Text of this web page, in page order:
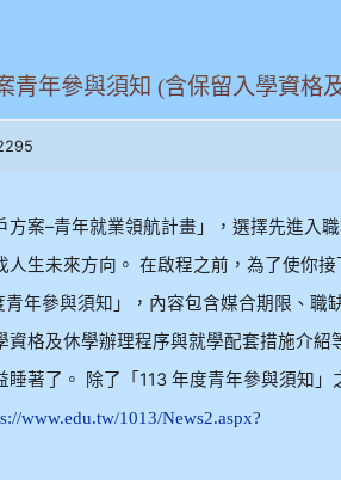
青年參與須知 (含保留入學資格
案–青年就業領航計畫」，選擇先進入
生未來方向。 在啟程之前，為了使你
年參與須知」，內容包含媒合期限、職
格及休學辦理程序與就學配套措施介紹
著了。 除了「113 年度青年參與須知」
www.edu.tw/1013/News2.aspx?